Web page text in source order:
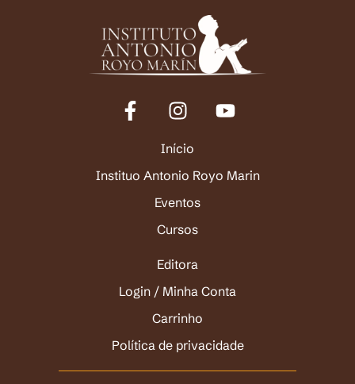
Início
Instituo Antonio Royo Marin
Eventos
Cursos
Editora
Login / Minha Conta
Carrinho
Política de privacidade